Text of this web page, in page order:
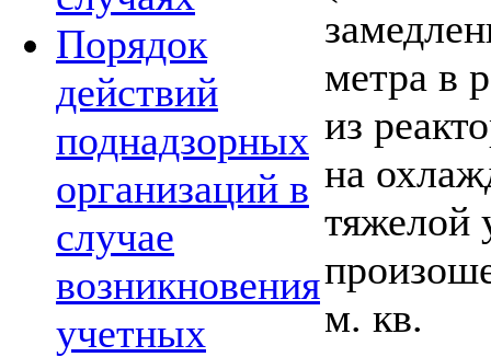
Порядок
действий
поднадзорных
организаций в
случае
возникновения
учетных
метра в
из
на
тяжелой
м. кв.